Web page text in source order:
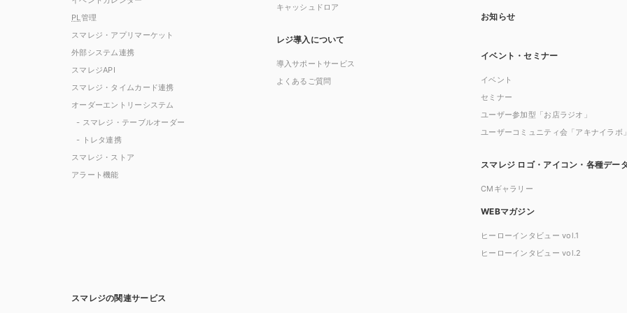
PL管理
スマレジ・アプリマーケット
外部システム連携
スマレジAPI
スマレジ・タイムカード連携
オーダーエントリーシステム
- スマレジ・テーブルオーダー
- トレタ連携
スマレジ・ストア
アラート機能
キャッシュドロア
レジ導入について
導入サポートサービス
よくあるご質問
お知らせ
イベント・セミナー
イベント
セミナー
ユーザー参加型「お店ラジオ」
ユーザーコミュニティ会「アキナイラボ
スマレジ ロゴ・アイコン・各種デー
CMギャラリー
WEBマガジン
ヒーローインタビュー vol.1
ヒーローインタビュー vol.2
スマレジの関連サービス